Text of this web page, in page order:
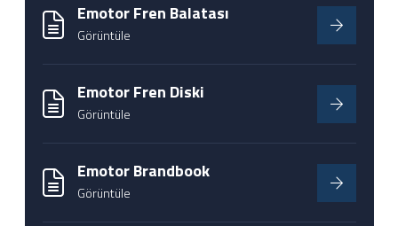
Emotor Fren Balatası
Görüntüle
Emotor Fren Diski
Görüntüle
Emotor Brandbook
Görüntüle